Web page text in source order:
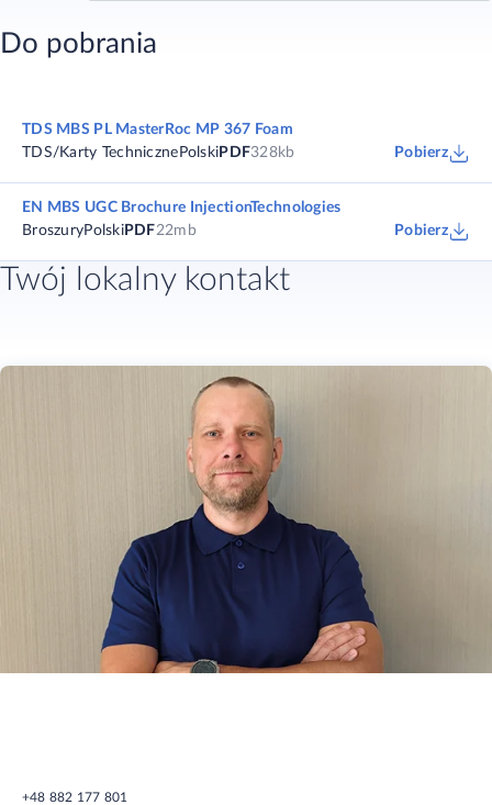
Do pobrania
TDS MBS PL MasterRoc MP 367 Foam
TDS/Karty Techniczne Polski PDF328kb Pobierz
EN MBS UGC Brochure InjectionTechnologies
BroszuryPolskiPDF22mb Pobierz
Twój lokalny kontakt
+48 882 177 801